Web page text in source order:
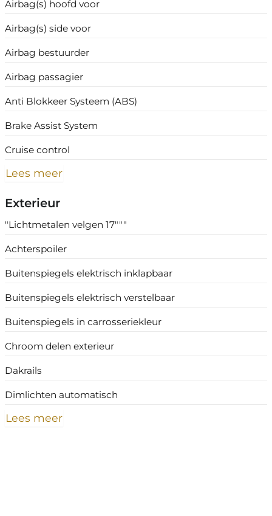
Airbag(s) hoofd voor
Airbag(s) side voor
Airbag bestuurder
Airbag passagier
Anti Blokkeer Systeem (ABS)
Brake Assist System
Cruise control
Lees meer
Exterieur
"Lichtmetalen velgen 17"""
Achterspoiler
Buitenspiegels elektrisch inklapbaar
Buitenspiegels elektrisch verstelbaar
Buitenspiegels in carrosseriekleur
Chroom delen exterieur
Dakrails
Dimlichten automatisch
Lees meer